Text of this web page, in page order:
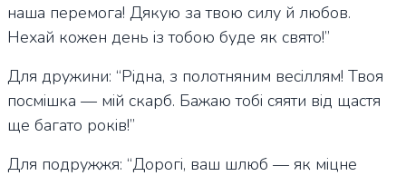
наша перемога! Дякую за твою силу й любов.
Нехай кожен день із тобою буде як свято!”
Для дружини: “Рідна, з полотняним весіллям! Твоя
посмішка — мій скарб. Бажаю тобі сяяти від щастя
ще багато років!”
Для подружжя: “Дорогі, ваш шлюб — як міцне